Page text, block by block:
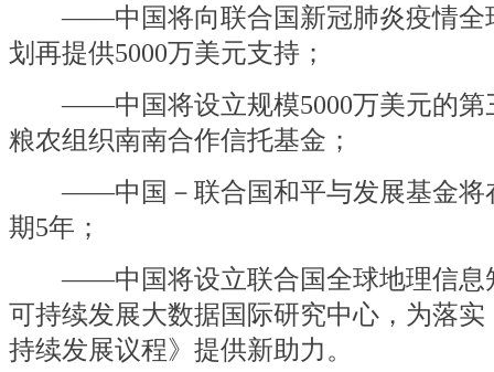
——中国将向联合国新冠肺炎疫情全
划再提供5000万美元支持；
——中国将设立规模5000万美元的第
粮农组织南南合作信托基金；
——中国－联合国和平与发展基金将
期5年；
——中国将设立联合国全球地理信息
可持续发展大数据国际研究中心，为落实
持续发展议程》提供新助力。